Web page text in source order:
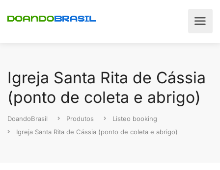
Igreja Santa Rita de Cássia
(ponto de coleta e abrigo)
DoandoBrasil Produtos
Listeo booking
Igreja Santa Rita de Cássia (ponto de coleta e abrigo)